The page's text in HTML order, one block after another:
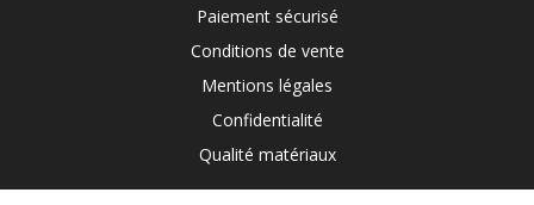
Paiement sécurisé
Conditions de vente
Mentions légales
Confidentialité
Qualité matériaux